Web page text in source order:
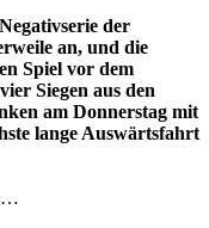
der
an, und die
Spiel vor dem
Siegen aus den
am Donnerstag mit
lange Auswärtsfahrt
…